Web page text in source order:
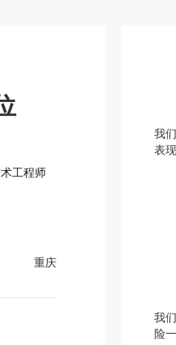
工程师
重庆
我
表
我
险